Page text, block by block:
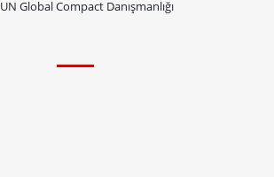
UN Global Compact Danışmanlığı